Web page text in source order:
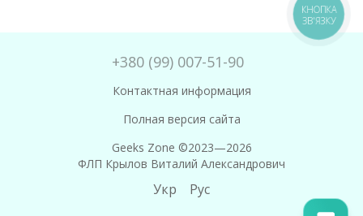
+380 (99) 007-51-90
Контактная информация
Полная версия сайта
Geeks Zone ©2023—2026
ФЛП Крылов Виталий Александрович
Укр Рус
КНОПКА
ЗВ'ЯЗКУ